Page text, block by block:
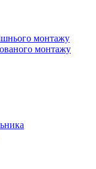
монтажу
монтажу